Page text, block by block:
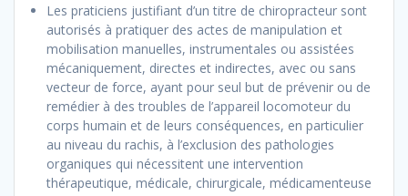
Les praticiens justifiant d’un titre de chiropracteur sont
autorisés à pratiquer des actes de manipulation et
mobilisation manuelles, instrumentales ou assistées
mécaniquement, directes et indirectes, avec ou sans
vecteur de force, ayant pour seul but de prévenir ou de
remédier à des troubles de l’appareil locomoteur du
corps humain et de leurs conséquences, en particulier
au niveau du rachis, à l’exclusion des pathologies
organiques qui nécessitent une intervention
thérapeutique, médicale, chirurgicale, médicamenteuse